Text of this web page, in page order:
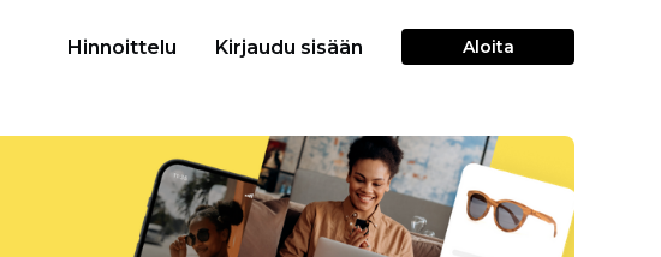
Hinnoittelu Kirjaudu sisään Aloita